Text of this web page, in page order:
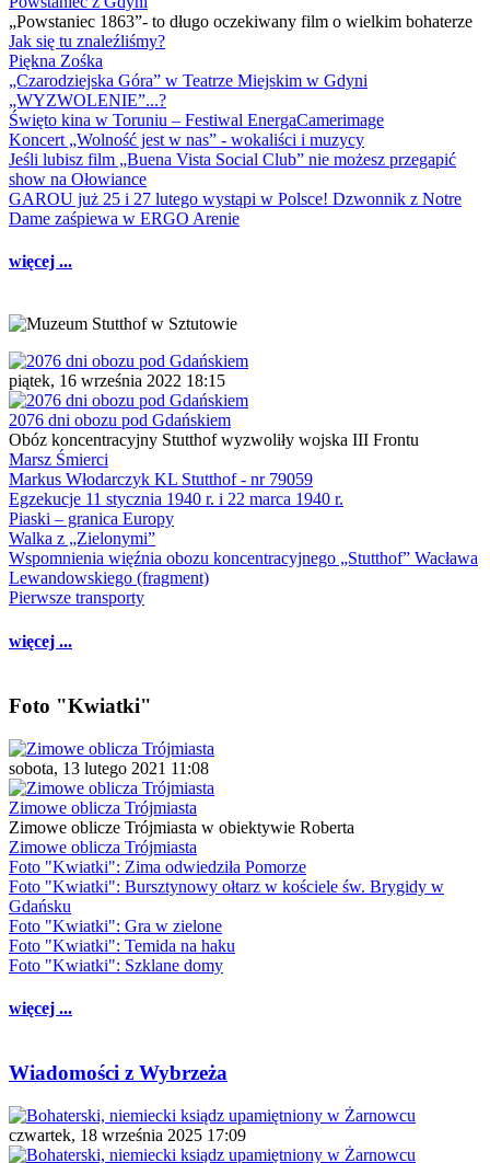
„Powstaniec 1863”- to długo oczekiwany film o wielkim bohaterze
Jak się tu znaleźliśmy?
Piękna Zośka
„Czarodziejska Góra” w Teatrze Miejskim w Gdyni
„WYZWOLENIE”...?
Święto kina w Toruniu – Festiwal EnergaCamerimage
Koncert „Wolność jest w nas” - wokaliści i muzycy
Jeśli lubisz film „Buena Vista Social Club” nie możesz przegapić
show na Ołowiance
GAROU już 25 i 27 lutego wystąpi w Polsce! Dzwonnik z Notre
Dame zaśpiewa w ERGO Arenie
więcej ...
piątek, 16 września 2022 18:15
2076 dni obozu pod Gdańskiem
Obóz koncentracyjny Stutthof wyzwoliły wojska III Frontu
Marsz Śmierci
Markus Włodarczyk KL Stutthof - nr 79059
Egzekucje 11 stycznia 1940 r. i 22 marca 1940 r.
Piaski – granica Europy
Walka z „Zielonymi”
Wspomnienia więźnia obozu koncentracyjnego „Stutthof” Wacława
Lewandowskiego (fragment)
Pierwsze transporty
więcej ...
Foto "Kwiatki"
sobota, 13 lutego 2021 11:08
Zimowe oblicza Trójmiasta
Zimowe oblicze Trójmiasta w obiektywie Roberta
Zimowe oblicza Trójmiasta
Foto "Kwiatki": Zima odwiedziła Pomorze
Foto "Kwiatki": Bursztynowy ołtarz w kościele św. Brygidy w
Gdańsku
Foto "Kwiatki": Gra w zielone
Foto "Kwiatki": Temida na haku
Foto "Kwiatki": Szklane domy
więcej ...
Wiadomości z Wybrzeża
czwartek, 18 września 2025 17:09